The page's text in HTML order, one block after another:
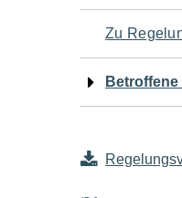
für
den
Zu